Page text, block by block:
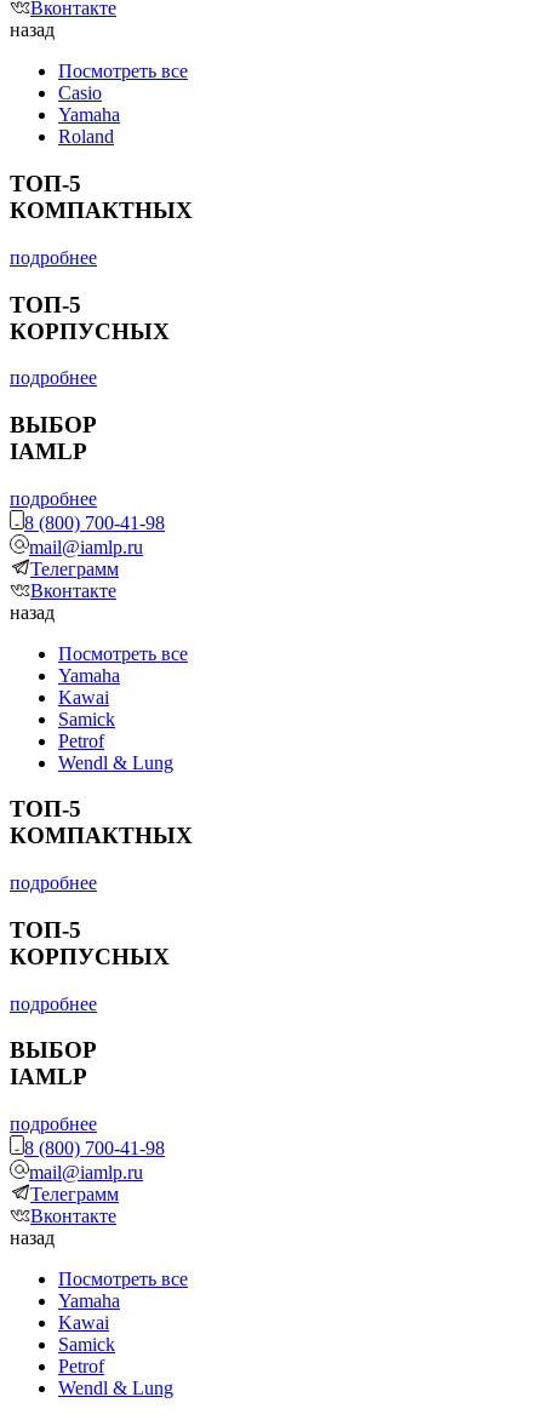
Вконтакте
назад
Посмотреть все
Casio
Yamaha
Roland
ТОП-5
КОМПАКТНЫХ
подробнее
ТОП-5
КОРПУСНЫХ
подробнее
ВЫБОР
IAMLP
подробнее
8 (800) 700-41-98
mail@iamlp.ru
Телеграмм
Вконтакте
назад
Посмотреть все
Yamaha
Kawai
Samick
Petrof
Wendl & Lung
ТОП-5
КОМПАКТНЫХ
подробнее
ТОП-5
КОРПУСНЫХ
подробнее
ВЫБОР
IAMLP
подробнее
8 (800) 700-41-98
mail@iamlp.ru
Телеграмм
Вконтакте
назад
Посмотреть все
Yamaha
Kawai
Samick
Petrof
Wendl & Lung